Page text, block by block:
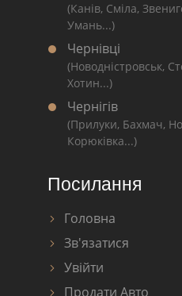
(Канів, Сміла,
Умань...)
Чернівці
(Новодністровськ,
Хотин...)
Чернігів
(Прилуки, Бахмач,
Корюківка...)
Посилання
Головна
Зв'язатися
Увійти
Продати Авто